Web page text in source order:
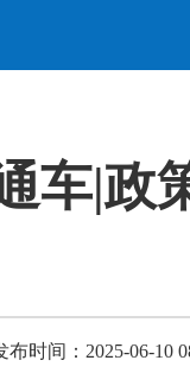
车|政
布时间：2025-06-10